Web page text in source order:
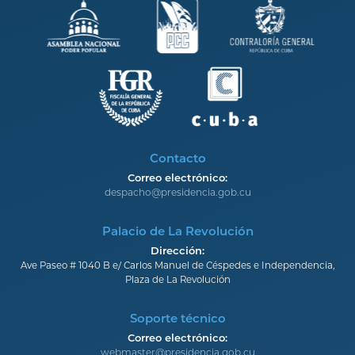
Contacto
Correo electrónico:
despacho@presidencia.gob.cu
Palacio de La Revolución
Dirección:
Ave Paseo # 1040 B e/ Carlos Manuel de Céspedes e Independencia,
Plaza de La Revolución
Soporte técnico
Correo electrónico:
webmaster@presidencia.gob.cu